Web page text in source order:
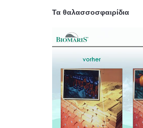
Τα θαλασσοσφαιρίδια